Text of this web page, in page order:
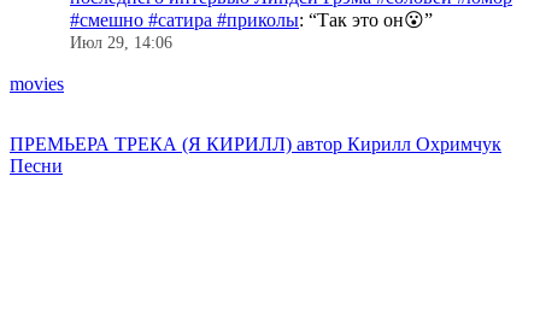
#смешно #сатира #приколы: “Так это он😮”
Июл 29, 14:06
movies
ПРЕМЬЕРА ТРЕКА (Я КИРИЛЛ) автор Кирилл Охримчук
Песни